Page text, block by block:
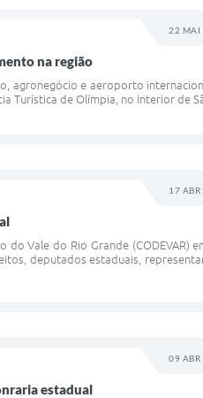
22 MAI
na região
agronegócio e aeroporto
Turística de Olímpia, no interior de
17
Vale do Rio Grande (CODEVAR)
deputados estaduais,
09
estadual